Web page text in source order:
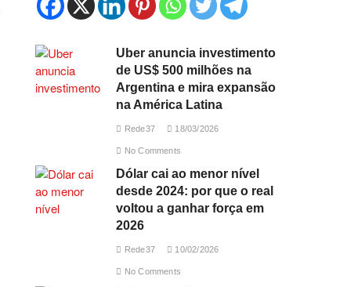
Uber anuncia investimento
de US$ 500 milhões na
Argentina e mira expansão
na América Latina
Rede37 18/03/2026
No Comments
Dólar cai ao menor nível
desde 2024: por que o real
voltou a ganhar força em
2026
Rede37 10/02/2026
No Comments